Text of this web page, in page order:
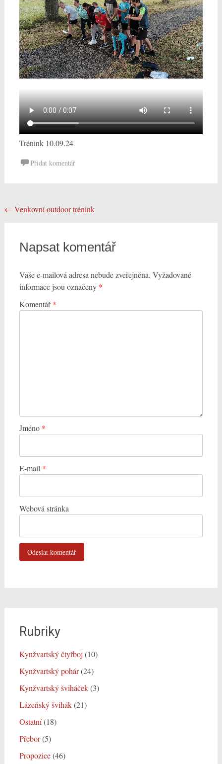
Trénink 10.09.24
Post
← Venkovní outdoor trénink
Napsat komentář
Vaše e-mailová adresa nebude zveřejněna. Vyžadované
informace jsou označeny *
Komentář*
Jméno *
E-mail *
Webová stránka
Rubriky
Kynžvartský čtyřboj (10)
Kynžvartský pohár(24)
Kynžvartský šviháček(3)
Lázeňský švihák(21)
Ostatní(18)
Přebor(5)
Propozice(46)